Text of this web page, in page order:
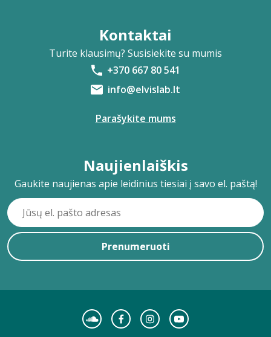
Kontaktai
Turite klausimų? Susisiekite su mumis
+370 667 80 541
info@elvislab.lt
Parašykite mums
Naujienlaiškis
Gaukite naujienas apie leidinius tiesiai į savo el. paštą!
Prenumeruoti